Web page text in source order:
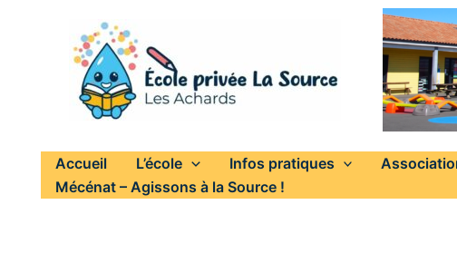
Accueil L’école Infos pratiques
Mécénat – Agissons à la Source !